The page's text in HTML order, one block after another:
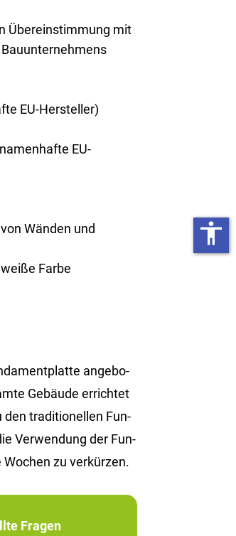
Übereinstimmung mit
EU-Hersteller)
EU-
Wänden und
Farbe
an­ge­bo­
Ge­bäu­de er­rich­tet
den tra­di­tio­nel­len Fun­
Ver­wen­dung der Fun­
zu ver­kür­zen.
Fragen
accessibility